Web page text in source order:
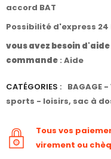
accord BAT
Possibilité d'express 24
vous avez besoin
commande : Aide
CATÉGORIES : BAGAGE -
sports - loisirs, sac à
Tous vos
virement ou